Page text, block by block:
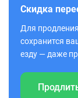
Скидка
Для
сохранится
езду — даже